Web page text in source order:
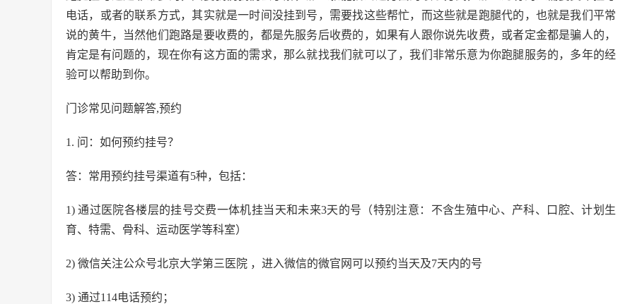
电话，或者的联系方式，其实就是一时间没挂到号，需要找这些帮忙，而这些就是跑腿代的，也就是我们平常
说的黄牛，当然他们跑路是要收费的，都是先服务后收费的，如果有人跟你说先收费，或者定金都是骗人的，
肯定是有问题的，现在你有这方面的需求，那么就找我们就可以了，我们非常乐意为你跑腿服务的，多年的经
验可以帮助到你。
门诊常见问题解答,预约
1. 问：如何预约挂号？
答：常用预约挂号渠道有5种，包括：
1) 通过医院各楼层的挂号交费一体机挂当天和未来3天的号（特别注意：不含生殖中心、产科、口腔、计划生
育、特需、骨科、运动医学等科室）
2) 微信关注公众号北京大学第三医院 ，进入微信的微官网可以预约当天及7天内的号
3) 通过114电话预约；